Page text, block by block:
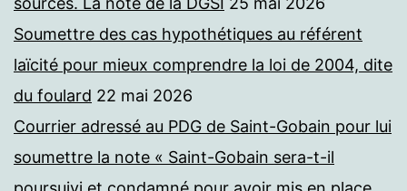
Soumettre des cas hypothétiques au référent
laïcité pour mieux comprendre la loi de 2004, dite
du foulard 22 mai 2026
Courrier adressé au PDG de Saint-Gobain pour lui
soumettre la note « Saint-Gobain sera-t-il